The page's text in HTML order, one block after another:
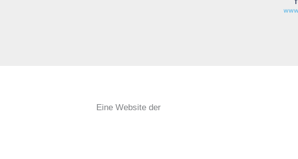
Eine Website der